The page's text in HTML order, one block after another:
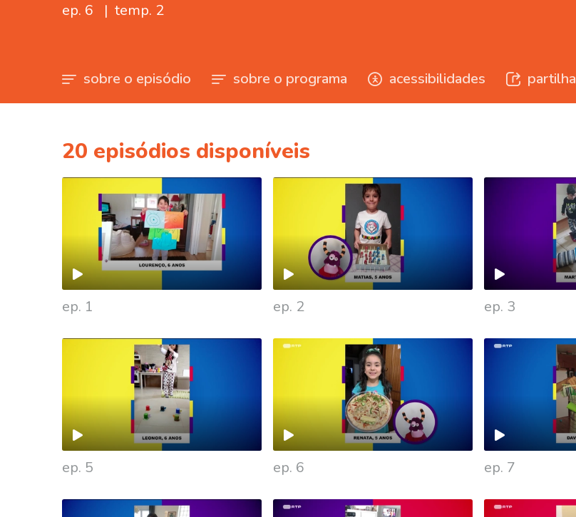
ep. 6 | temp. 2
sobre o episódio sobre o programa acessibilidades partilha
20 episódios disponíveis
ep. 1 ep. 2 ep. 3
ep. 5 ep. 6 ep. 7